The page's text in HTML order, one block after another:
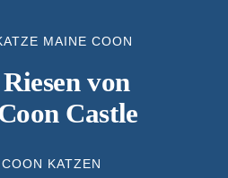
MAINE COON
von
Castle
KATZEN